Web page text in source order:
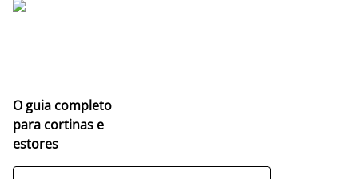
O guia completo
para cortinas e
estores